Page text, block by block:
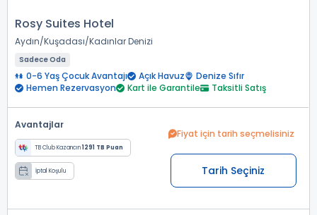
Rosy Suites Hotel
Aydın Kuşadası Kadınlar Denizi
Sadece Oda
0-6 Yaş Çocuk Avantajı Açık Havuz
Denize Sıfır
Hemen Rezervasyon
Kart ile Garantile Taksitli Satış
Avantajlar
TB Club Kazancın1291 TB Puan
İptal Koşulu
Fiyat için tarih seçmelisiniz
Tarih Seçiniz